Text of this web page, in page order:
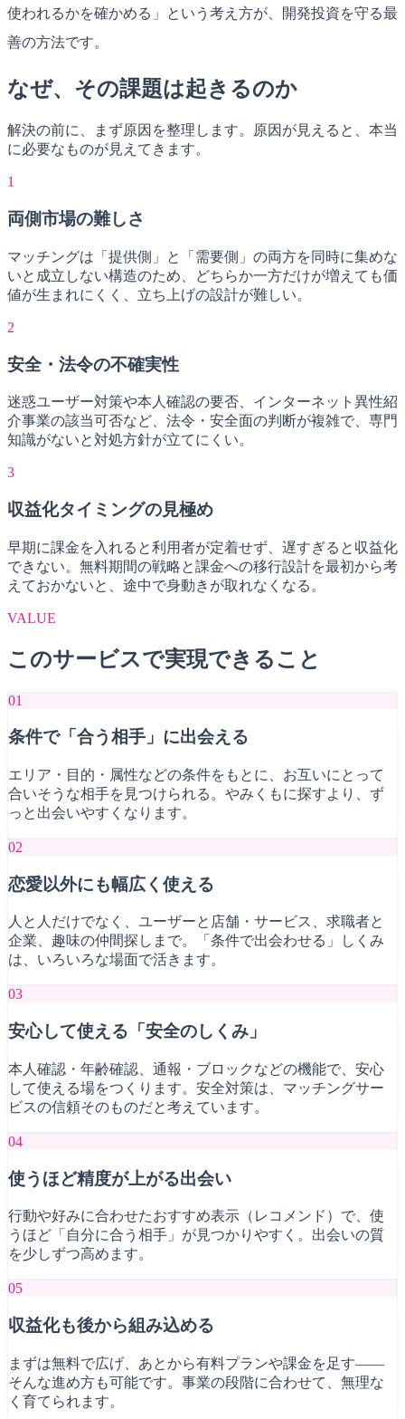
使われるかを確かめる」という考え方が、開発投資を守る最
善の方法です。
なぜ、その課題は起きるのか
解決の前に、まず原因を整理します。原因が見えると、本当
に必要なものが見えてきます。
1
両側市場の難しさ
マッチングは「提供側」と「需要側」の両方を同時に集めな
いと成立しない構造のため、どちらか一方だけが増えても価
値が生まれにくく、立ち上げの設計が難しい。
2
安全・法令の不確実性
迷惑ユーザー対策や本人確認の要否、インターネット異性紹
介事業の該当可否など、法令・安全面の判断が複雑で、専門
知識がないと対処方針が立てにくい。
3
収益化タイミングの見極め
早期に課金を入れると利用者が定着せず、遅すぎると収益化
できない。無料期間の戦略と課金への移行設計を最初から考
えておかないと、途中で身動きが取れなくなる。
VALUE
このサービスで実現できること
01
条件で「合う相手」に出会える
エリア・目的・属性などの条件をもとに、お互いにとって
合いそうな相手を見つけられる。やみくもに探すより、ず
っと出会いやすくなります。
02
恋愛以外にも幅広く使える
人と人だけでなく、ユーザーと店舗・サービス、求職者と
企業、趣味の仲間探しまで。「条件で出会わせる」しくみ
は、いろいろな場面で活きます。
03
安心して使える「安全のしくみ」
本人確認・年齢確認、通報・ブロックなどの機能で、安心
して使える場をつくります。安全対策は、マッチングサー
ビスの信頼そのものだと考えています。
04
使うほど精度が上がる出会い
行動や好みに合わせたおすすめ表示（レコメンド）で、使
うほど「自分に合う相手」が見つかりやすく。出会いの質
を少しずつ高めます。
05
収益化も後から組み込める
まずは無料で広げ、あとから有料プランや課金を足す——
そんな進め方も可能です。事業の段階に合わせて、無理な
く育てられます。